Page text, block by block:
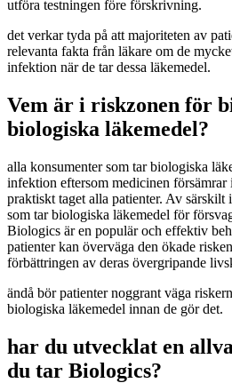
utföra testningen före förskrivning.
det verkar tyda på att majoriteten av
relevanta fakta från läkare om de
infektion när de tar dessa läkemedel.
Vem är i riskzonen för
biologiska läkemedel?
alla konsumenter som tar biologiska
infektion eftersom medicinen försämrar
praktiskt taget alla patienter. Av särskilt
som tar biologiska läkemedel för
Biologics är en populär och effektiv
patienter kan överväga den ökade
förbättringen av deras övergripande
ändå bör patienter noggrant väga
biologiska läkemedel innan de gör det.
har du utvecklat en
du tar Biologics?